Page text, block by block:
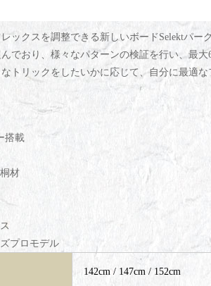
ックスを調整できる新しいボードSelektパ
でおり、様々なパターンの検証を行い、最
トリックをしたいかに応じて、自分に最適
搭載
材
プロモデル
142cm / 147cm / 152cm